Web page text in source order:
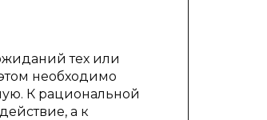
тех или
необходимо
К рациональной
а к